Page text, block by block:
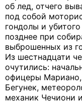
об лед, отчего
под собой
гондолы и
позднее при
выброшенных из
Из шестнадцати
очутились:
офицеры
Бегунек,
механик Чечиони